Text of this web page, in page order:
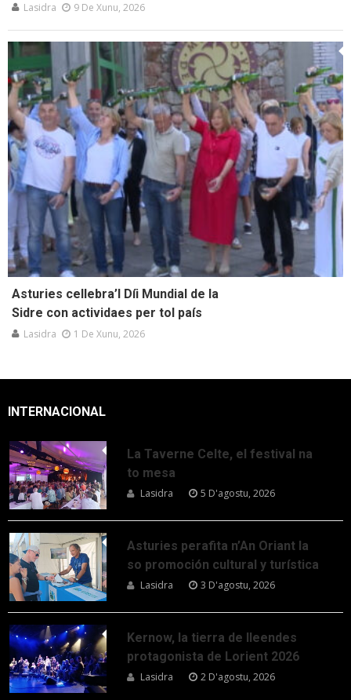
Lasidra 9 De Xunu, 2026
Asturies cellebra’l Díi Mundial de la
Sidre con actividaes per tol país
Lasidra 1 De Xunu, 2026
INTERNACIONAL
La Taverne Celte, el festival na
to mesa
Lasidra 5 D'agostu, 2026
Asturies perafita n’An Oriant la
so promoción cultural y turística
Lasidra 3 D'agostu, 2026
Kernow, la tierra de lleendes
protagonista de Lorient 2026
Lasidra 2 D'agostu, 2026